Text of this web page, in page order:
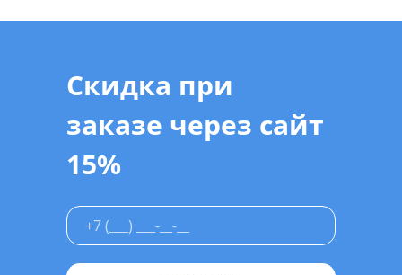
Скидка при
заказе через сайт
15%